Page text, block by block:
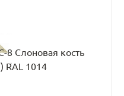
8 Слоновая кость
RAL 1014